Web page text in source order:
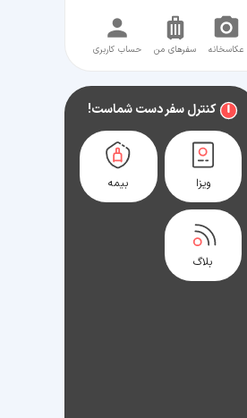
عکاسخانه سفر‌های من حساب کاربری
کنترل سفر دست شماست!
ویزا بیمه
بلاگ